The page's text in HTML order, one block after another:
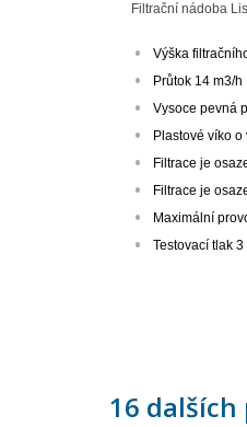
Filtrační nádoba
Výška
Průtok 14 m3/h
Vysoce pevná
Plastové víko
Filtrace je
Filtrace je
Maximální
Testovací tlak 3
16
My
Název
Musíte